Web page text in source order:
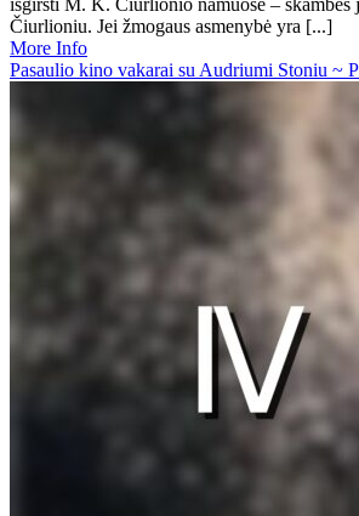
Čiurlioniu. Jei žmogaus asmenybė yra [...]
More Info
Pasaulio kino vakarai su Audriumi Stoniu ~